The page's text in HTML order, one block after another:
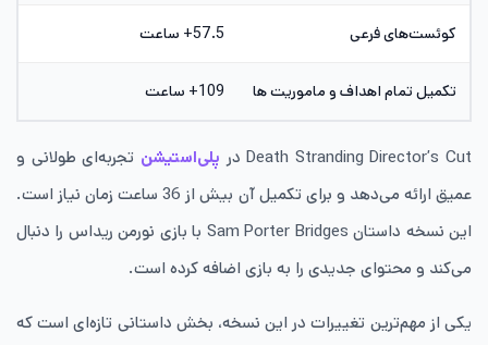
کوئست‌های فرعی 57.5+ ساعت
تکمیل تمام اهداف و ماموریت ها 109+ ساعت
Death Stranding Director’s Cut در پلی‌استیشن تجربه‌ای طولانی و
عمیق ارائه می‌دهد و برای تکمیل آن بیش از 36 ساعت زمان نیاز است.
این نسخه داستان Sam Porter Bridges با بازی نورمن ریداس را دنبال
می‌کند و محتوای جدیدی را به بازی اضافه کرده است.
یکی از مهم‌ترین تغییرات در این نسخه، بخش داستانی تازه‌ای است که